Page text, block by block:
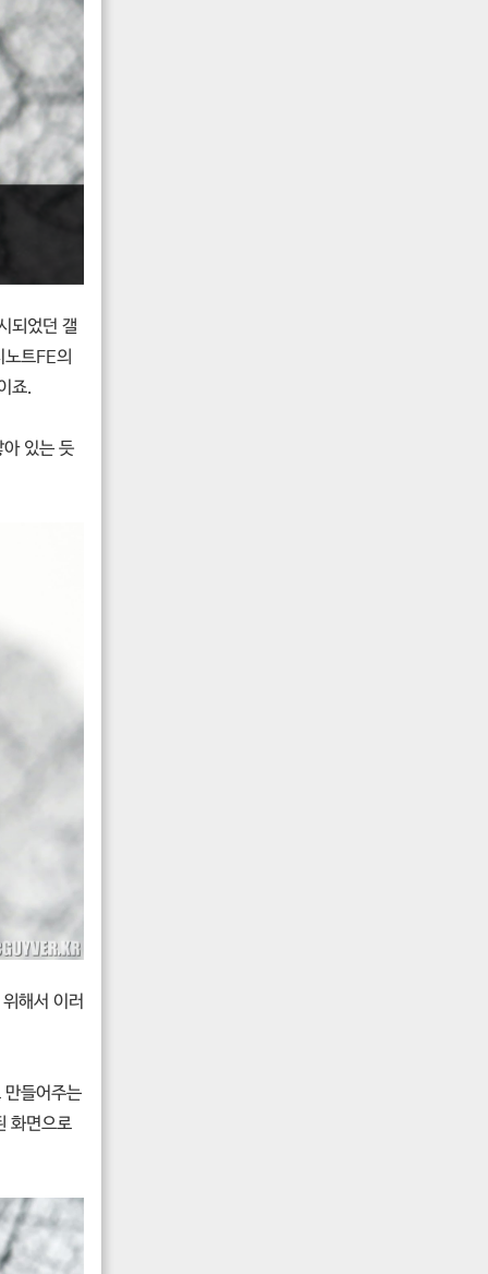
되었던 갤
트FE의
죠.
있는 듯
해서 이러
들어주는
화면으로